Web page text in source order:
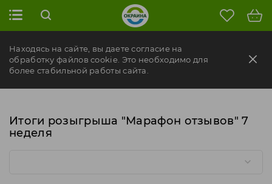
Находясь на сайте, вы даете согласие на
обработку файлов cookie. Это необходимо для
более стабильной работы сайта.
Итоги розыгрыша "Марафон отзывов" 7
неделя